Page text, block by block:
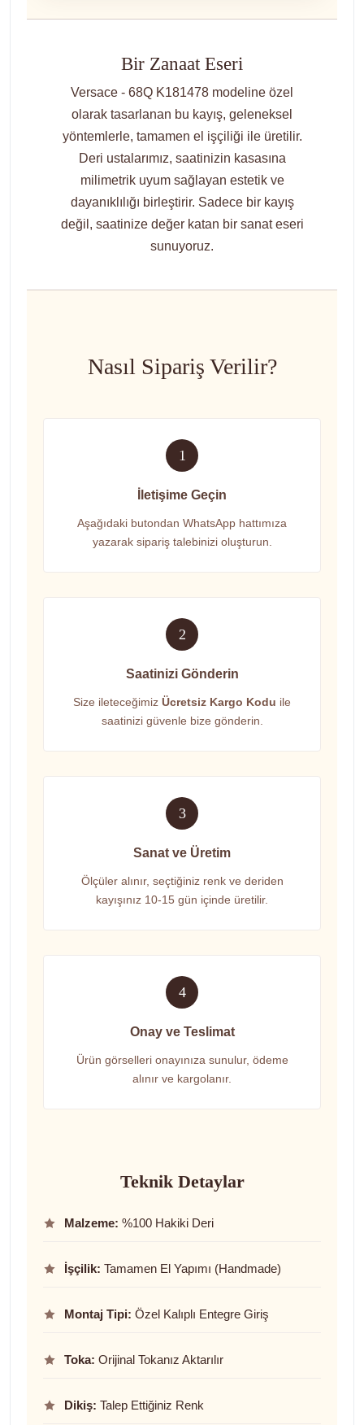
Bir Zanaat Eseri
Versace - 68Q K181478 modeline özel
olarak tasarlanan bu kayış, geleneksel
yöntemlerle, tamamen el işçiliği ile üretilir.
Deri ustalarımız, saatinizin kasasına
milimetrik uyum sağlayan estetik ve
dayanıklılığı birleştirir. Sadece bir kayış
değil, saatinize değer katan bir sanat eseri
sunuyoruz.
Nasıl Sipariş Verilir?
1
İletişime Geçin
Aşağıdaki butondan WhatsApp hattımıza
yazarak sipariş talebinizi oluşturun.
2
Saatinizi Gönderin
Size ileteceğimiz Ücretsiz Kargo Kodu ile
saatinizi güvenle bize gönderin.
3
Sanat ve Üretim
Ölçüler alınır, seçtiğiniz renk ve deriden
kayışınız 10-15 gün içinde üretilir.
4
Onay ve Teslimat
Ürün görselleri onayınıza sunulur, ödeme
alınır ve kargolanır.
Teknik Detaylar
Malzeme: %100 Hakiki Deri
İşçilik: Tamamen El Yapımı (Handmade)
Montaj Tipi: Özel Kalıplı Entegre Giriş
Toka: Orijinal Tokanız Aktarılır
Dikiş: Talep Ettiğiniz Renk